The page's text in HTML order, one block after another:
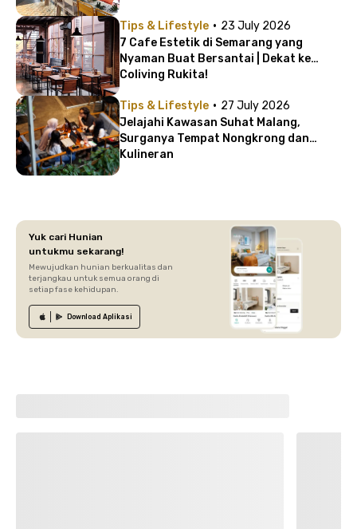
Tips & Lifestyle · 23 July 2026
7 Cafe Estetik di Semarang yang
Nyaman Buat Bersantai | Dekat ke
Coliving Rukita!
Tips & Lifestyle · 27 July 2026
Jelajahi Kawasan Suhat Malang,
Surganya Tempat Nongkrong dan
Kulineran
Yuk cari Hunian
untukmu sekarang!
Mewujudkan hunian berkualitas dan
terjangkau untuk semua orang di
setiap fase kehidupan.
Download Aplikasi